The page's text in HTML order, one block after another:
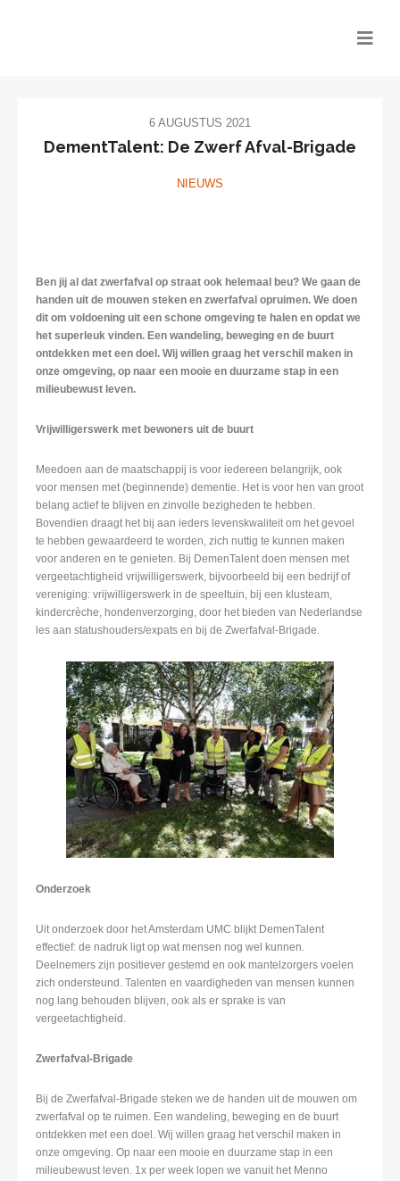
6 AUGUSTUS 2021
DementTalent: De Zwerf Afval-Brigade
NIEUWS
Ben jij al dat zwerfafval op straat ook helemaal beu? We gaan de
handen uit de mouwen steken en zwerfafval opruimen. We doen
dit om voldoening uit een schone omgeving te halen en opdat we
het superleuk vinden. Een wandeling, beweging en de buurt
ontdekken met een doel. Wij willen graag het verschil maken in
onze omgeving, op naar een mooie en duurzame stap in een
milieubewust leven.
Vrijwilligerswerk met bewoners uit de buurt
Meedoen aan de maatschappij is voor iedereen belangrijk, ook
voor mensen met (beginnende) dementie. Het is voor hen van groot
belang actief te blijven en zinvolle bezigheden te hebben.
Bovendien draagt het bij aan ieders levenskwaliteit om het gevoel
te hebben gewaardeerd te worden, zich nuttig te kunnen maken
voor anderen en te genieten. Bij DemenTalent doen mensen met
vergeetachtigheid vrijwilligerswerk, bijvoorbeeld bij een bedrijf of
vereniging: vrijwilligerswerk in de speeltuin, bij een klusteam,
kindercrèche, hondenverzorging, door het bieden van Nederlandse
les aan statushouders/expats en bij de Zwerfafval-Brigade.
Onderzoek
Uit onderzoek door het Amsterdam UMC blijkt DemenTalent
effectief: de nadruk ligt op wat mensen nog wel kunnen.
Deelnemers zijn positiever gestemd en ook mantelzorgers voelen
zich ondersteund. Talenten en vaardigheden van mensen kunnen
nog lang behouden blijven, ook als er sprake is van
vergeetachtigheid.
Zwerfafval-Brigade
Bij de Zwerfafval-Brigade steken we de handen uit de mouwen om
zwerfafval op te ruimen. Een wandeling, beweging en de buurt
ontdekken met een doel. Wij willen graag het verschil maken in
onze omgeving. Op naar een mooie en duurzame stap in een
milieubewust leven. 1x per week lopen we vanuit het Menno